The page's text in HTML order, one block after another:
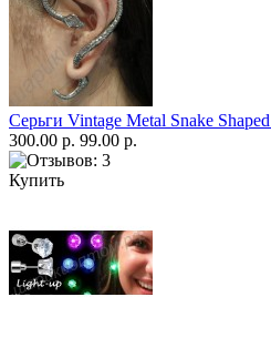
Серьги Vintage Metal Snake
300.00 р. 99.00 р.
Купить